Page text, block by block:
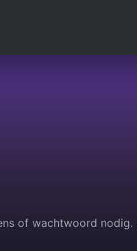
of wachtwoord nodig.